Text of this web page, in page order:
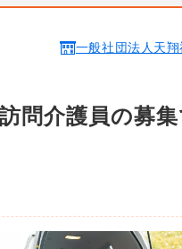
一般社団法人天翔
問介護員の募